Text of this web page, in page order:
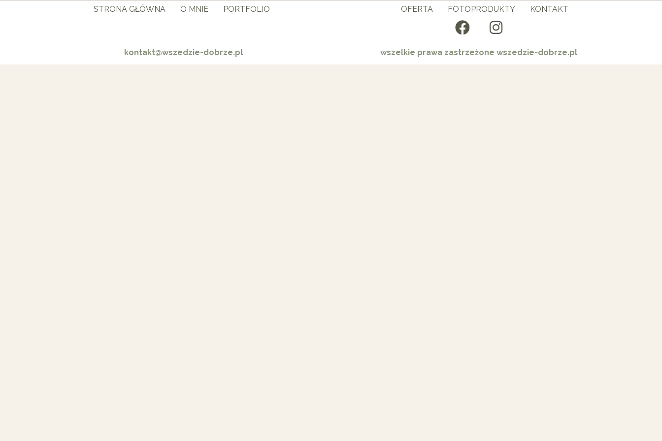
STRONA GŁÓWNA O MNIE PORTFOLIO OFERTA FOTOPRODUKTY KONTAKT
kontakt@wszedzie-dobrze.pl wszelkie prawa zastrzeżone wszedzie-dobrze.pl